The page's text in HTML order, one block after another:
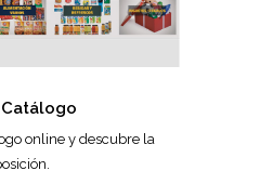
online y descubre la